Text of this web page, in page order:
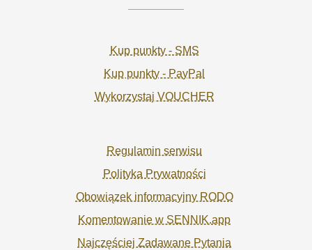
Kup punkty - SMS
Kup punkty - PayPal
Wykorzystaj VOUCHER
Regulamin serwisu
Polityka Prywatności
Obowiązek informacyjny RODO
Komentowanie w SENNIK.app
Najczęściej Zadawane Pytania